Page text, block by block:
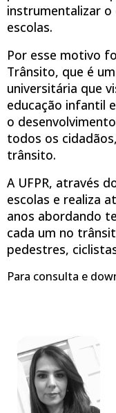
instrumentalizar
escolas.
Por esse motivo
Trânsito, que é
universitária que
educação infantil
o
todos os
trânsito.
A UFPR, através
escolas e realiza
anos abordando
cada um no
pedestres,
Para consulta e